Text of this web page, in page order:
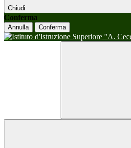
Chiudi
Conferma
Annulla Conferma